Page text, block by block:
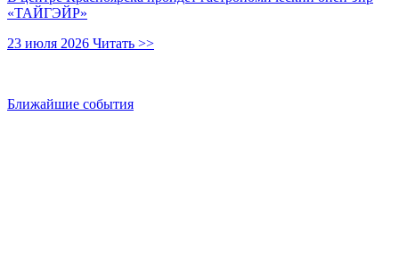
«ТАЙГЭЙР»
23 июля 2026 Читать >>
Ближайшие события